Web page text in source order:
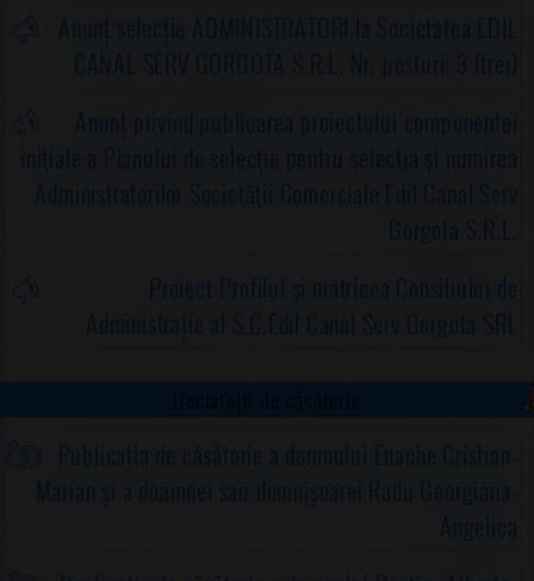
Anunț selecție ADMINISTRATORI la Societatea EDIL
CANAL SERV GORGOTA S.R.L. Nr. posturi: 3 (trei)
Anunț privind publicarea proiectului componentei
iniţiale a Planului de selecţie pentru selecţia şi numirea
Administratorilor Societăţii Comerciale Edil Canal Serv
Gorgota S.R.L.
Proiect-Profilul și matricea Consiliului de
Administrație al S.C.Edil Canal Serv Gorgota SRL
Declarații de căsătorie
Publicația de căsătorie a domnului Enache Cristian-
Marian și a doamnei sau domnișoarei Radu Georgiana-
Angelica